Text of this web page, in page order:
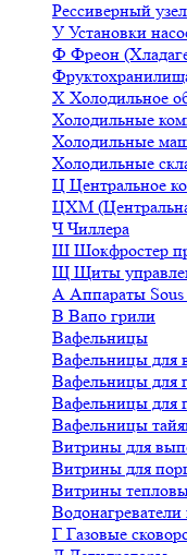
Рессиверный
У Установки
Ф Фреон
Х Холодильное
Холодильные
Холодильные
Холодильные
Ц Центральное
ЦХМ
ЧЧиллера
Ш Шокфростер
Щ Щиты
А Аппараты
В Вапо грили
Вафельницы
Вафельницы для
Вафельницы для
Вафельницы для
Вафельницы
Витрины для
Витрины для
Витрины
Г Газовые